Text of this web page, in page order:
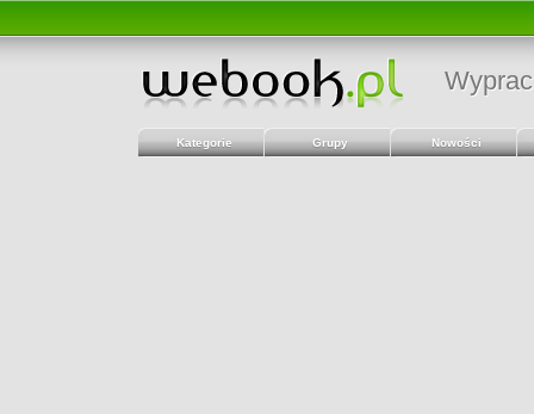
Kategorie Grupy Nowości